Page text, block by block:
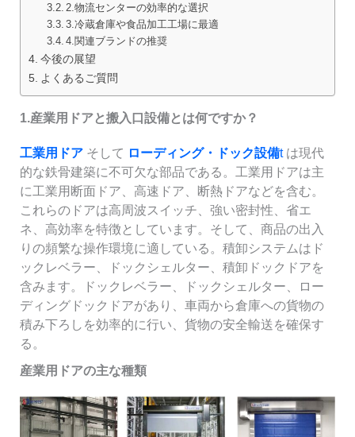
2.物流センターの効率的な選択
3.冷蔵倉庫や食品加工工場に最適
4.関連ブランドの推奨
今後の展望
よくあるご質問
1.産業用ドアと搬入口設備とは何ですか？
工業用ドアそして ローディング・ドック設備tは現代
的な鉄骨建築に不可欠な部品である。工業用ドアは主
に工業用断面ドア、高速ドア、断熱ドアなどを含む。
これらのドアは高周波スイッチ、強い密封性、省エ
ネ、高効率を特徴としています。そして、商品の出入
りの頻繁な操作環境に適している。積卸システムはド
ックレベラー、ドックシェルター、積卸ドックドアを
含みます。ドックレベラー、ドックシェルター、ロー
ディングドックドアがあり、車両から倉庫への貨物の
積み下ろしを効率的に行い、貨物の安全輸送を確保す
る。
産業用ドアの主な種類